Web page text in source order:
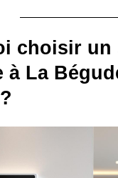
choisir un
à La